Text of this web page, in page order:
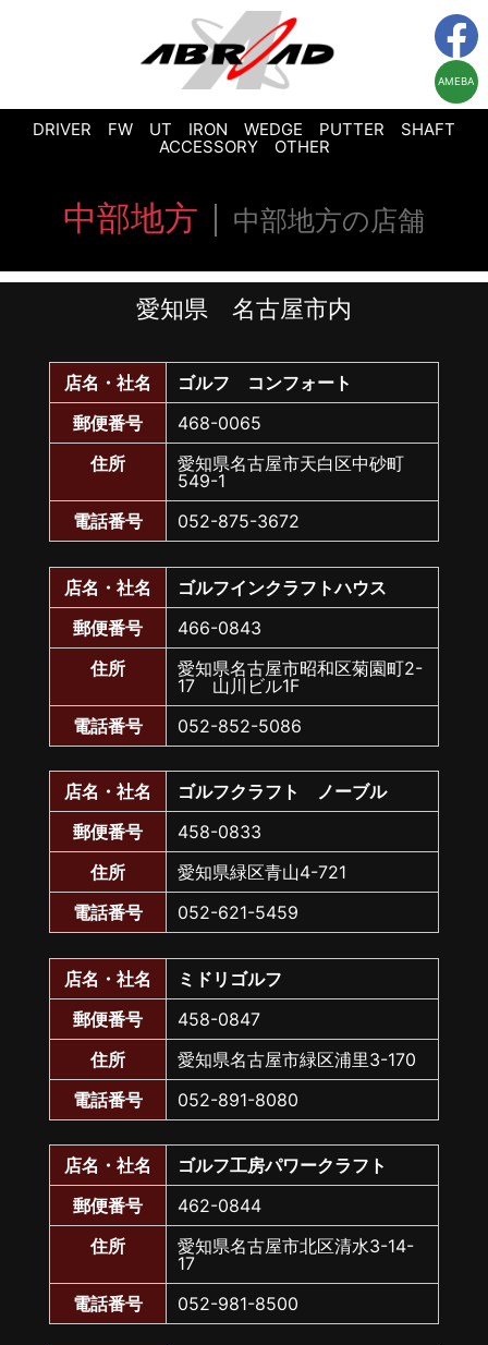
AMEBA
DRIVER FW UT IRON WEDGE PUTTER
SHAFT
ACCESSORY
OTHER
中部地方 中部地方の店舗
愛知県 名古屋市内
店名・社名
ゴルフ コンフォート
郵便番号
468-0065
住所
愛知県名古屋市天白区中砂町
549-1
電話番号
052-875-3672
店名・社名
ゴルフインクラフトハウス
郵便番号
466-0843
住所
愛知県名古屋市昭和区菊園町2-
17 山川ビル1F
電話番号
052-852-5086
店名・社名
ゴルフクラフト ノーブル
郵便番号
458-0833
住所
愛知県緑区青山4-721
電話番号
052-621-5459
店名・社名
ミドリゴルフ
郵便番号
458-0847
住所
愛知県名古屋市緑区浦里3-170
電話番号
052-891-8080
店名・社名
ゴルフ工房パワークラフト
郵便番号
462-0844
住所
愛知県名古屋市北区清水3-14-
17
電話番号
052-981-8500